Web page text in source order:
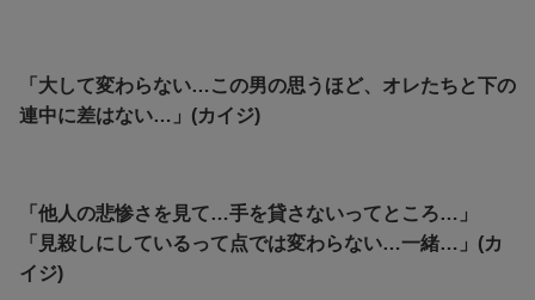
「大して変わらない…この男の思うほど、オレたちと下の
連中に差はない…」(カイジ)
「他人の悲惨さを見て…手を貸さないってところ…」
「見殺しにしているって点では変わらない…一緒…」(カ
イジ)